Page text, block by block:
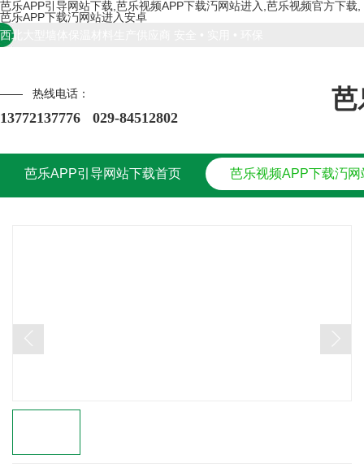
芭乐APP引导网站下载,芭乐视频APP下载汅网站进入,芭乐视频官方下载,
芭乐APP下载汅网站进入安卓
西北大型墙体保温材料生产供应商 安全 • 实用 • 环保
芭
—— 热线电话：
13772137776 029-84512802
芭乐APP引导网站下载首页 芭乐视频APP下载汅网
产品中心 新闻资讯 芭乐APP引导网站下载